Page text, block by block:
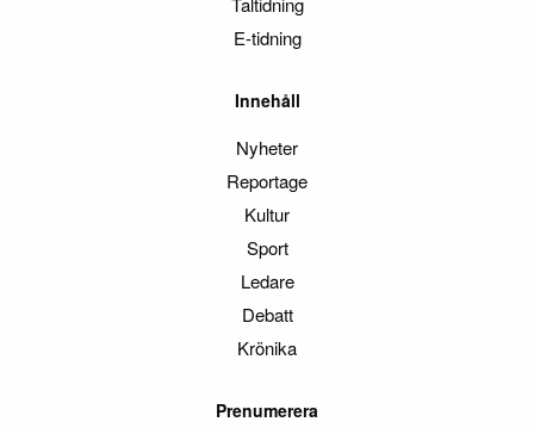
E-tidning
Innehåll
Nyheter
Reportage
Kultur
Sport
Ledare
Debatt
Krönika
Prenumerera